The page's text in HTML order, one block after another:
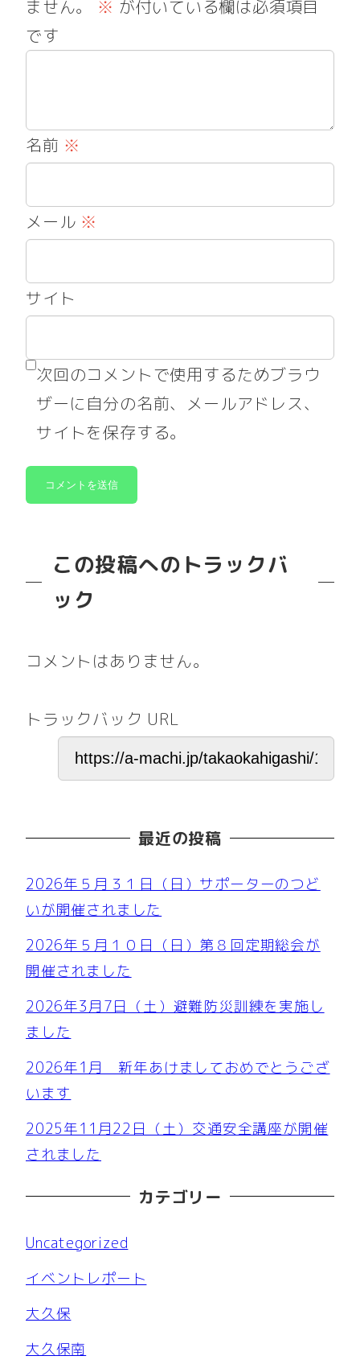
ません。 ※ が付いている欄は必須項目
です
名前 ※
メール ※
サイト
次回のコメントで使用するためブラウ
ザーに自分の名前、メールアドレス、
サイトを保存する。
この投稿へのトラックバ
ック
コメントはありません。
トラックバック URL
最近の投稿
2026年５月３１日（日）サポーターのつど
いが開催されました
2026年５月１０日（日）第８回定期総会が
開催されました
2026年3月7日（土）避難防災訓練を実施し
ました
2026年1月 新年あけましておめでとうござ
います
2025年11月22日（土）交通安全講座が開催
されました
カテゴリー
Uncategorized
イベントレポート
大久保
大久保南